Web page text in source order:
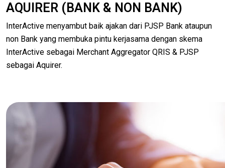
AQUIRER (BANK & NON BANK)
InterActive menyambut baik ajakan dari PJSP Bank ataupun
non Bank yang membuka pintu kerjasama dengan skema
InterActive sebagai Merchant Aggregator QRIS & PJSP
sebagai Aquirer.